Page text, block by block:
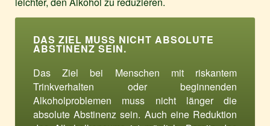
DAS ZIEL MUSS NICHT ABSOLUTE
ABSTINENZ SEIN.
Das Ziel bei Menschen mit riskantem
Trinkverhalten oder beginnenden
Alkoholproblemen muss nicht länger die
absolute Abstinenz sein. Auch eine Reduktion